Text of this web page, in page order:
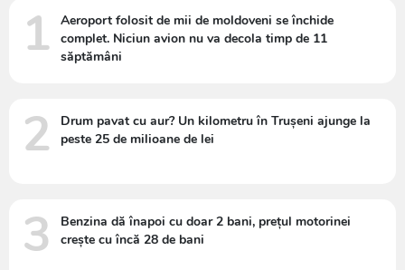
1
Aeroport folosit de mii de moldoveni se închide
complet. Niciun avion nu va decola timp de 11
săptămâni
2
Drum pavat cu aur? Un kilometru în Trușeni ajunge la
peste 25 de milioane de lei
3
Benzina dă înapoi cu doar 2 bani, prețul motorinei
crește cu încă 28 de bani